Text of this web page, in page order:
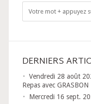
DERNIERS
Vendredi 28 août
Repas avec GRASBON
Mercredi 16 sept.